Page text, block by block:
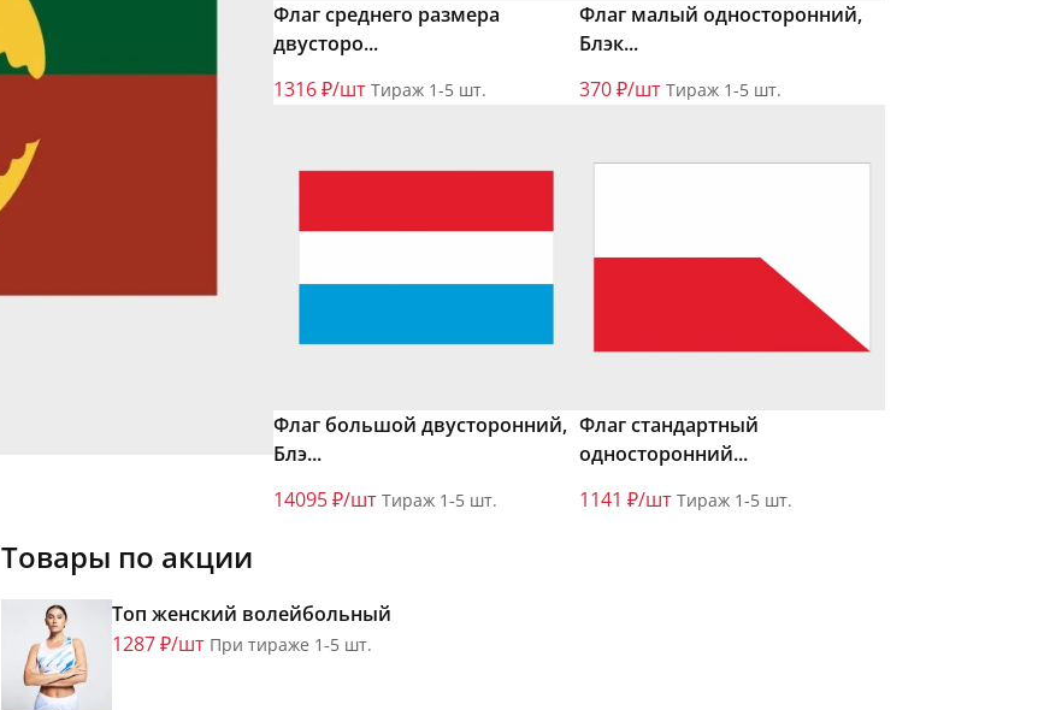
Флаг среднего размера
двусторо...
1316 ₽/шт Тираж 1-5 шт.
Флаг малый односторонний,
Блэк...
370 ₽/шт Тираж 1-5 шт.
Флаг большой двусторонний,
Блэ...
14095 ₽/шт Тираж 1-5 шт.
Флаг стандартный
односторонний...
1141 ₽/шт Тираж 1-5 шт.
Товары по акции
Топ женский волейбольный
1287 ₽/шт При тираже 1-5 шт.